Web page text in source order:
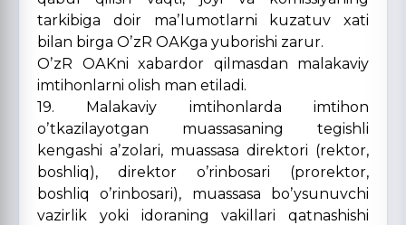
tarkibiga doir maʼlumotlarni kuzatuv xati
bilan birga OʼzR OАKga yuborishi zarur.
OʼzR OАKni xabardor qilmasdan malakaviy
imtihonlarni olish man etiladi.
19. Malakaviy imtihonlarda imtihon
oʼtkazilayotgan muassasaning tegishli
kengashi aʼzolari, muassasa direktori (rektor,
boshliq), direktor oʼrinbosari (prorektor,
boshliq oʼrinbosari), muassasa boʼysunuvchi
vazirlik yoki idoraning vakillari qatnashishi